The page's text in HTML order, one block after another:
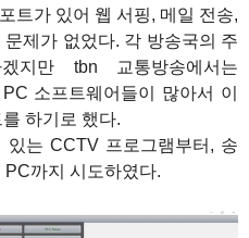
트가 있어 웹 서핑, 메일 전송,
제가 없었다. 각 방송국의 주
지만 tbn 교통방송에서는
소프트웨어들이 많아서 이
하기로 했다.
는 CCTV 프로그램부터, 송
까지 시도하였다.